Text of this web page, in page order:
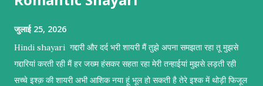
जुलाई 25, 2026
Hindi shayari गद्दारी और दर्द भरी शायरी मैं तुझे अपना समझता रहा तू मुझसे
गद्दारियां करती रही मैं हर जख्म हंसकर सहता रहा मेरी तन्हाईयां मुझसे लड़ती रही
सच्चे इश्क़ की शायरी अभी आशिक नया हूं भूल हो सकती है तेरे इश्क में थोड़ी फिजूल